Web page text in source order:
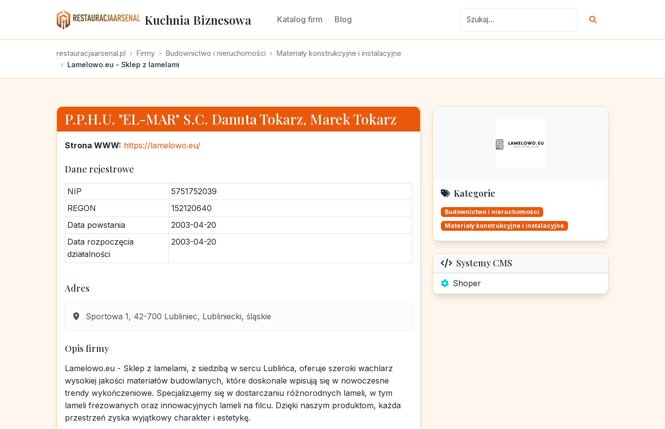
Kuchnia Biznesowa Katalog firm Blog
restauracjaarsenal.pl Firmy Budownictwo i nieruchomości
Materiały konstrukcyjne i instalacyjne
Lamelowo.eu - Sklep z lamelami
P.P.H.U. "EL-MAR" S.C. Danuta Tokarz, Marek Tokarz
Strona WWW: https://lamelowo.eu/
Dane rejestrowe
NIP
5751752039
REGON
152120640
Data powstania
2003-04-20
Data rozpoczęcia
działalności
2003-04-20
Adres
Sportowa 1, 42-700 Lubliniec, Lubliniecki, śląskie
Opis firmy
Lamelowo.eu - Sklep z lamelami, z siedzibą w sercu Lublińca, oferuje szeroki wachlarz
wysokiej jakości materiałów budowlanych, które doskonale wpisują się w nowoczesne
trendy wykończeniowe. Specjalizujemy się w dostarczaniu różnorodnych lameli, w tym
lameli frezowanych oraz innowacyjnych lameli na filcu. Dzięki naszym produktom, każda
przestrzeń zyska wyjątkowy charakter i estetykę.
Kategorie
Budownictwo i nieruchomości
Materiały konstrukcyjne i instalacyjne
Systemy CMS
Shoper